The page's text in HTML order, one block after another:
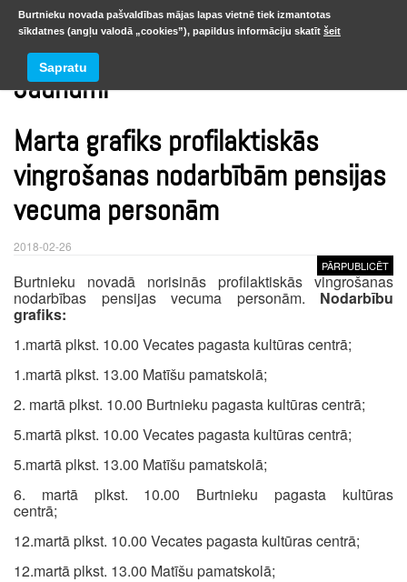
Jaunumi
Marta grafiks profilaktiskās
vingrošanas nodarbībām pensijas
vecuma personām
2018-02-26
PĀRPUBLICĒT
Burtnieku novadā norisinās profilaktiskās vingrošanas
nodarbības pensijas vecuma personām. Nodarbību
grafiks:
1.martā plkst. 10.00 Vecates pagasta kultūras centrā;
1.martā plkst. 13.00 Matīšu pamatskolā;
2. martā plkst. 10.00 Burtnieku pagasta kultūras centrā;
5.martā plkst. 10.00 Vecates pagasta kultūras centrā;
5.martā plkst. 13.00 Matīšu pamatskolā;
6. martā plkst. 10.00 Burtnieku pagasta kultūras
centrā;
12.martā plkst. 10.00 Vecates pagasta kultūras centrā;
12.martā plkst. 13.00 Matīšu pamatskolā;
Burtnieku novada pašvaldības mājas lapas vietnē tiek izmantotas
sīkdatnes (angļu valodā „cookies”), papildus informāciju skatīt šeit
Sapratu